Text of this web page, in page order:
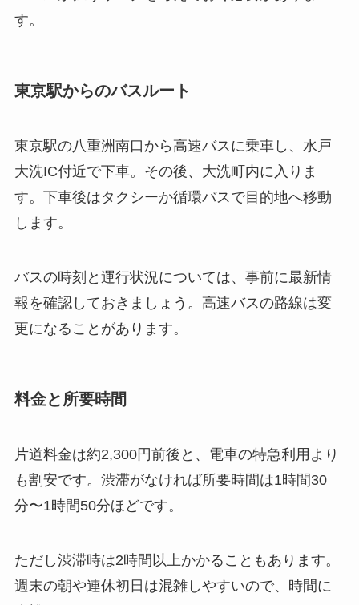
す。
東京駅からのバスルート
東京駅の八重洲南口から高速バスに乗車し、水戸
大洗IC付近で下車。その後、大洗町内に入りま
す。下車後はタクシーか循環バスで目的地へ移動
します。
バスの時刻と運行状況については、事前に最新情
報を確認しておきましょう。高速バスの路線は変
更になることがあります。
料金と所要時間
片道料金は約2,300円前後と、電車の特急利用より
も割安です。渋滞がなければ所要時間は1時間30
分〜1時間50分ほどです。
ただし渋滞時は2時間以上かかることもあります。
週末の朝や連休初日は混雑しやすいので、時間に